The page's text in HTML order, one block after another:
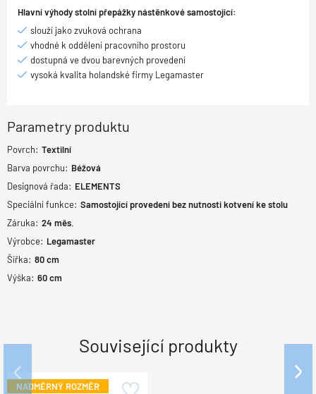
Hlavní výhody stolní přepážky nástěnkové samostojící:
slouží jako zvuková ochrana
vhodné k oddělení pracovního prostoru
dostupná ve dvou barevných provedení
vysoká kvalita holandské firmy Legamaster
Parametry produktu
Povrch: Textilní
Barva povrchu: Béžová
Designová řada: ELEMENTS
Speciální funkce: Samostojící provedení bez nutnosti kotvení ke stolu
Záruka: 24 měs.
Výrobce: Legamaster
Šířka: 80cm
Výška: 60cm
Související produkty
NADMĚRNÝ ROZMĚR
NADMĚRNÝ ROZMĚR
NADMĚRNÝ ROZMĚR
NADMĚRNÝ ROZMĚR
NADMĚRNÝ ROZMĚR
NADMĚRNÝ ROZMĚR